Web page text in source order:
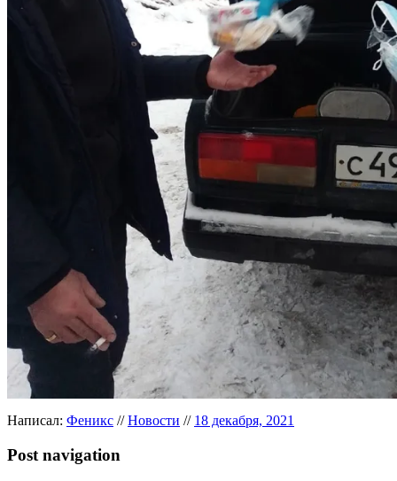
Написал: Феникс // Новости // 18 декабря, 2021
Post navigation